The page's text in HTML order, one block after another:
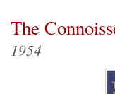
The
1954